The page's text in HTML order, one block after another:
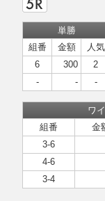
単勝
組番
金額
人気
6
300
2
-
- -
ワ
組番
金
3-6
4-6
3-4